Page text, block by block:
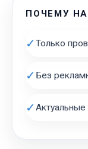
ПОЧЕМУ
✓Только
✓ Без
✓Актуальные